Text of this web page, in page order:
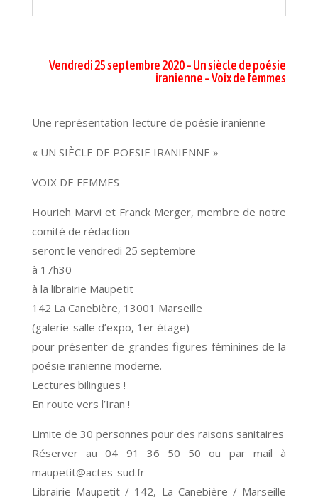
Vendredi 25 septembre 2020 – Un siècle de poésie
iranienne – Voix de femmes
Une représentation-lecture de poésie iranienne
« UN SIÈCLE DE POESIE IRANIENNE »
VOIX DE FEMMES
Hourieh Marvi et Franck Merger, membre de notre
comité de rédaction
seront le vendredi 25 septembre
à 17h30
à la librairie Maupetit
142 La Canebière, 13001 Marseille
(galerie-salle d’expo, 1er étage)
pour présenter de grandes figures féminines de la
poésie iranienne moderne.
Lectures bilingues !
En route vers l’Iran !
Limite de 30 personnes pour des raisons sanitaires
Réserver au 04 91 36 50 50 ou par mail à
maupetit@actes-sud.fr
Librairie Maupetit / 142, La Canebière / Marseille